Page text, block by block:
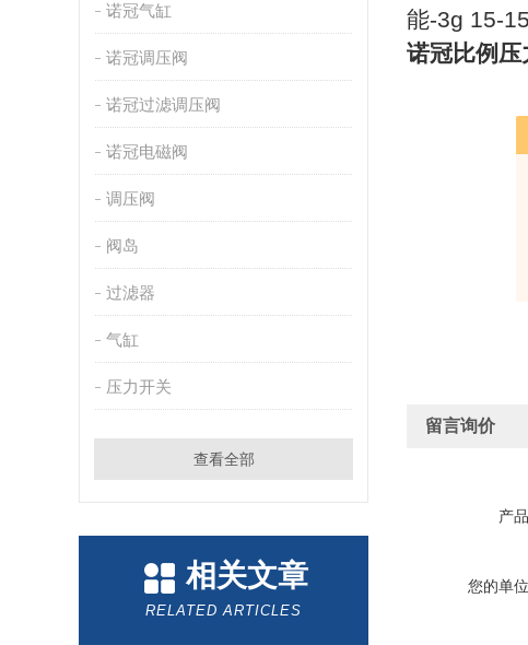
诺冠气缸
诺冠调压阀
诺冠过滤调压阀
诺冠电磁阀
调压阀
阀岛
过滤器
气缸
压力开关
查看全部
相关文章
RELATED ARTICLES
能-3g 15-
诺冠比例压
留言询价
产品
您的单位